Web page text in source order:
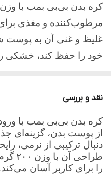
کره بدن بی‌بی بمب با وزن
مرطوب‌کننده و مغذی
غلیظ و غنی آن به پوست
خود را حفظ کند،
(لوندر) و کرمی (نوتلا وانیل).
ویژگی‌های کلیدی
وزن۲۰۰گرم؛ مناسب
انتخاب رایحه مطابق
نقد و بررسی
کره بدن بی‌بی بمب با
از پوست بدن، گزینه‌ای
دنبال ترکیبی از نرمی،
طراحی آن با وزن ۲۰۰
را برای کاربر آسان